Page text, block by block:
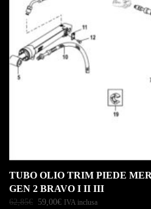
TUBO OLIO TRIM PIEDE
GEN 2 BRAVO I II III
62,85€ 59,00€ IVA inclusa